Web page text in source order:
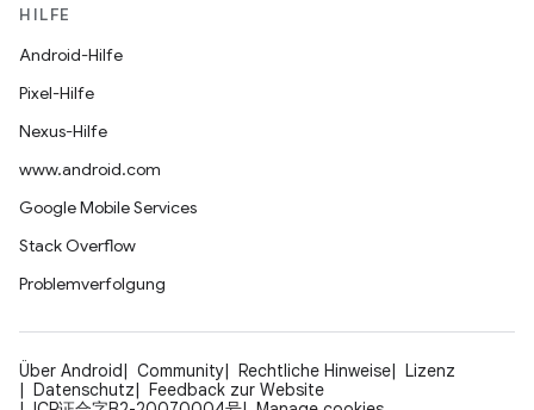
HILFE
Android-Hilfe
Pixel-Hilfe
Nexus-Hilfe
www.android.com
Google Mobile Services
Stack Overflow
Problemverfolgung
Über Android Community Rechtliche Hinweise
Lizenz
Datenschutz
Feedback zur Website